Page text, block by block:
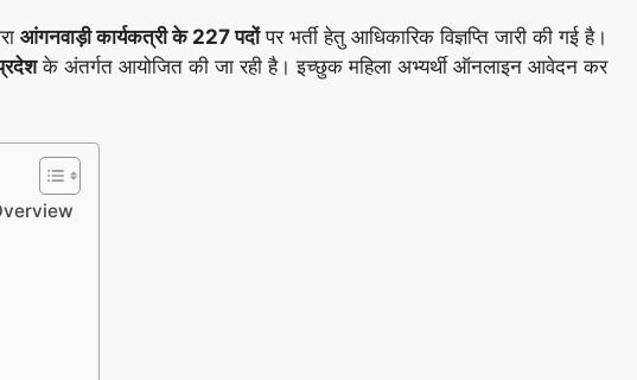
आंगनवाड़ी कार्यकत्री के 227 पदोंपर भर्ती हेतु आधिकारिक विज्ञप्ति जारी की गई है।
के अंतर्गत आयोजित की जा रही है। इच्छुक महिला अभ्यर्थी ऑनलाइन आवेदन कर